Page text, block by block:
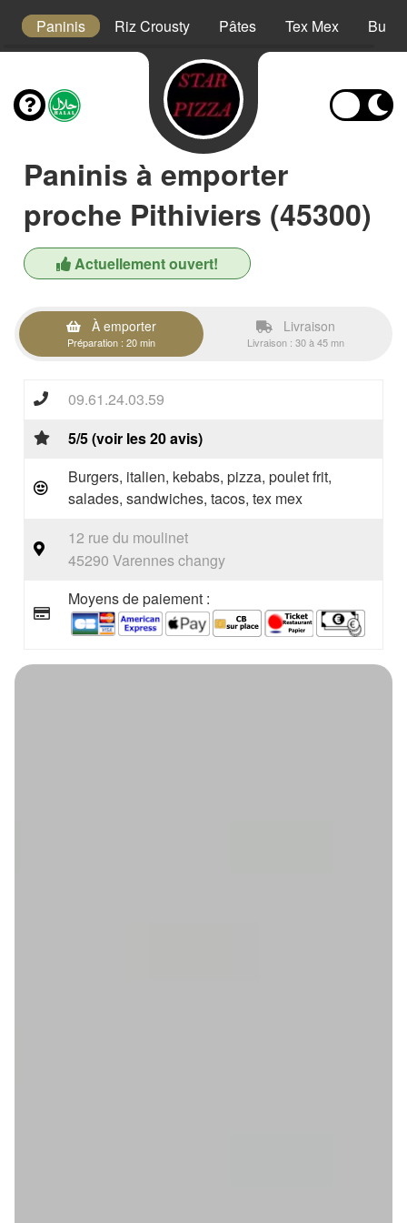
Paninis Riz Crousty Pâtes Tex Mex
Paninis à emporter
proche Pithiviers (45300)
Actuellement ouvert!
À emporter
Préparation : 20 min
Livraison
Livraison : 30 à 45 mn
09.61.24.03.59
5/5 (voir les 20 avis)
Burgers, italien, kebabs, pizza, poulet frit,
salades, sandwiches, tacos, tex mex
12 rue du moulinet
45290 Varennes changy
Moyens de paiement :